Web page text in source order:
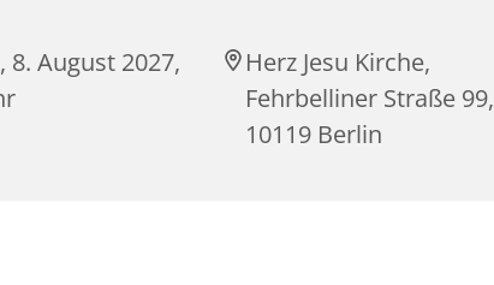
8. August 2027,
Herz Jesu Kirche,
Fehrbelliner Straße 99,
10119 Berlin